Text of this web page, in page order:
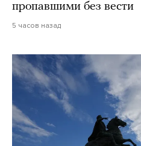
пропавшими без вести
5 часов назад